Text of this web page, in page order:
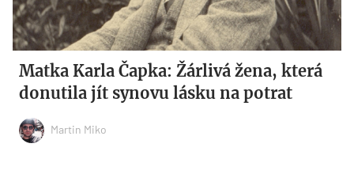
Matka Karla Čapka: Žárlivá žena, která
donutila jít synovu lásku na potrat
Martin Miko